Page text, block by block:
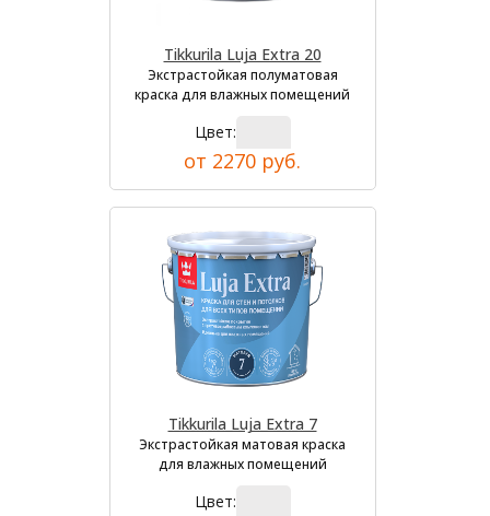
Tikkurila Luja Extra 20
Экстрастойкая полуматовая
краска для влажных помещений
Цвет:
от 2270 руб.
Tikkurila Luja Extra 7
Экстрастойкая матовая краска
для влажных помещений
Цвет: